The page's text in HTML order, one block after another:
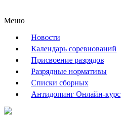
Меню
Новости
Календарь соревнований
Присвоение разрядов
Разрядные нормативы
Списки сборных
Антидопинг Онлайн-курс